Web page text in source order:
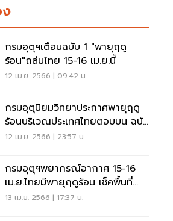
กรมอุตุฯเตือนฉบับ 1 "พายุฤดู
ร้อน"ถล่มไทย 15-16 เม.ย.นี้
12 เม.ย. 2566 | 09:42 น.
กรมอุตุนิยมวิทยาประกาศพายุฤดู
ร้อนบริเวณประเทศไทยตอบบน ฉบับ
ที่2
12 เม.ย. 2566 | 23:57 น.
กรมอุตุฯพยากรณ์อากาศ 15-16
เม.ย.ไทยมีพายุฤดูร้อน เช็คพื้นที่
เสี่ยงที่นี่
13 เม.ย. 2566 | 17:37 น.